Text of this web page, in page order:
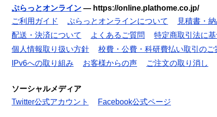
ぷらっとオンライン — https://online.plathome.co.jp/
ご利用ガイド
ぷらっとオンラインについて
見積書・
配送・決済について
よくあるご質問
特定商取引法に
個人情報取り扱い方針
校費・公費・科研費払い取引のご
IPv6への取り組み
お客様からの声 ご注文の取り消し
ソーシャルメディア
Twitter公式アカウント
Facebook公式ページ